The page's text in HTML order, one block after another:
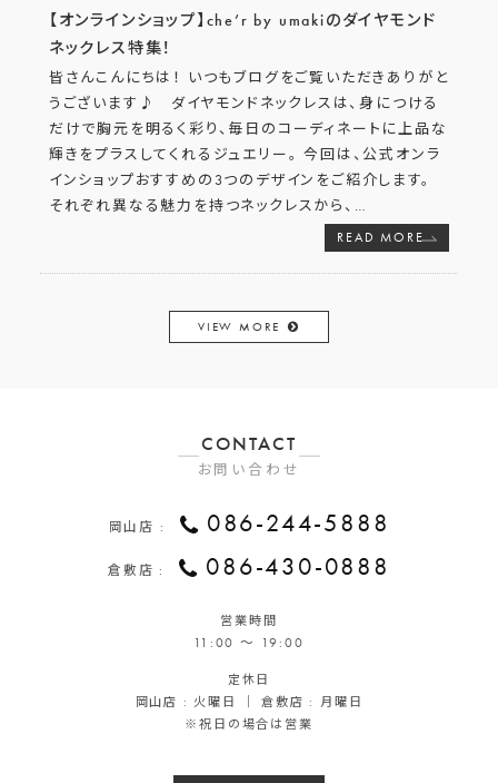
【オンラインショップ】che’r by umakiのダイヤモンド
ネックレス特集！
皆さんこんにちは！ いつもブログをご覧いただきありがと
うございます♪ ダイヤモンドネックレスは、身につける
だけで胸元を明るく彩り、毎日のコーディネートに上品な
輝きをプラスしてくれるジュエリー。 今回は、公式オンラ
インショップおすすめの3つのデザインをご紹介します。
それぞれ異なる魅力を持つネックレスから、 …
READ MORE
VIEW MORE
CONTACT
お問い合わせ
岡山店 : 086-244-5888
倉敷店 : 086-430-0888
営業時間
11:00 ～ 19:00
定休日
岡山店 : 火曜日 ｜ 倉敷店 : 月曜日
※祝日の場合は営業